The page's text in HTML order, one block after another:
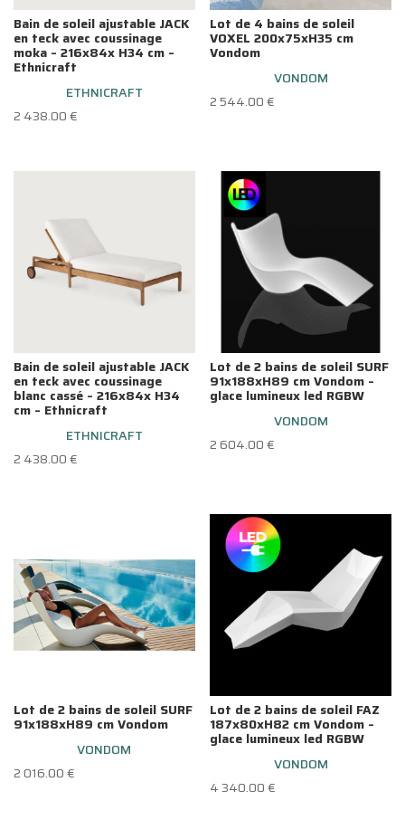
Bain de soleil ajustable JACK
en teck avec coussinage
moka – 216x84x H34 cm –
Ethnicraft
ETHNICRAFT
2 438.00€
Lot de 4 bains de soleil
VOXEL 200x75xH35 cm
Vondom
VONDOM
2 544.00€
Bain de soleil ajustable JACK
en teck avec coussinage
blanc cassé – 216x84x H34
cm – Ethnicraft
ETHNICRAFT
2 438.00€
Lot de 2 bains de soleil SURF
91x188xH89 cm Vondom –
glace lumineux led RGBW
VONDOM
2 604.00€
Lot de 2 bains de soleil SURF
91x188xH89 cm Vondom
VONDOM
2 016.00€
Lot de 2 bains de soleil FAZ
187x80xH82 cm Vondom –
glace lumineux led RGBW
VONDOM
4 340.00€